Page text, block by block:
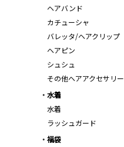
ヘアバンド
カチューシャ
バレッタ/ヘアクリップ
ヘアピン
シュシュ
その他ヘアアクセサリー
水着
水着
ラッシュガード
福袋